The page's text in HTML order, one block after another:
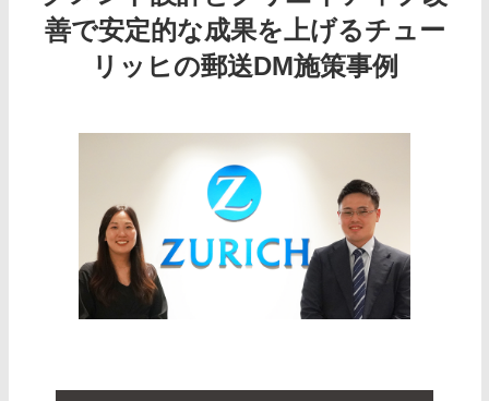
善で安定的な成果を上げるチュー
リッヒの郵送DM施策事例